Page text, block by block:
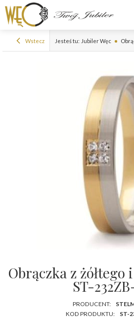
Wstecz Jesteś tu: Jubiler Węc
Obrączka z żółtego
ST-
PRODUCENT:
KOD PRODUKTU:
ST-